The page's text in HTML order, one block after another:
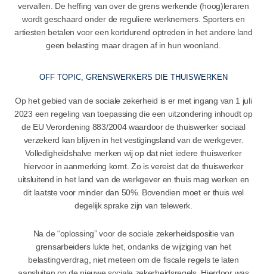
vervallen. De heffing van over de grens werkende (hoog)leraren
wordt geschaard onder de reguliere werknemers. Sporters en
artiesten betalen voor een kortdurend optreden in het andere land
geen belasting maar dragen af in hun woonland.
OFF TOPIC, GRENSWERKERS DIE THUISWERKEN
Op het gebied van de sociale zekerheid is er met ingang van 1 juli
2023 een regeling van toepassing die een uitzondering inhoudt op
de EU Verordening 883/2004 waardoor de thuiswerker sociaal
verzekerd kan blijven in het vestigingsland van de werkgever.
Volledigheidshalve merken wij op dat niet iedere thuiswerker
hiervoor in aanmerking komt. Zo is vereist dat de thuiswerker
uitsluitend in het land van de werkgever en thuis mag werken en
dit laatste voor minder dan 50%. Bovendien moet er thuis wel
degelijk sprake zijn van telewerk.
Na de “oplossing” voor de sociale zekerheidspositie van
grensarbeiders lukte het, ondanks de wijziging van het
belastingverdrag, niet meteen om de fiscale regels te laten